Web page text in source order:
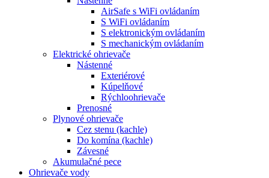
AirSafe s WiFi ovládaním
S WiFi ovládaním
S elektronickým ovládaním
S mechanickým ovládaním
Elektrické ohrievače
Nástenné
Exteriérové
Kúpelňové
Rýchloohrievače
Prenosné
Plynové ohrievače
Cez stenu (kachle)
Do komína (kachle)
Závesné
Akumulačné pece
Ohrievače vody